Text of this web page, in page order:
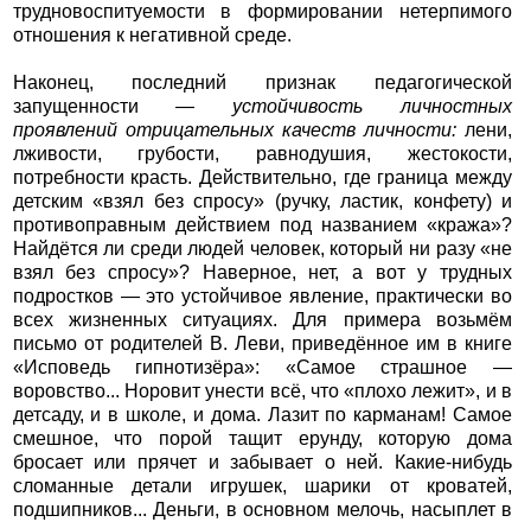
трудновоспитуемости в формировании нетерпимого
отношения к негативной среде.
Наконец, последний признак педагогической
запущенности — устойчивость личностных
проявлений отрицательных качеств личности:лени,
лживости, грубости, равнодушия, жестокости,
потребности красть. Действительно, где граница между
детским «взял без спросу» (ручку, ластик, конфету) и
противоправным действием под названием «кража»?
Найдётся ли среди людей человек, который ни разу «не
взял без спросу»? Наверное, нет, а вот у трудных
подростков — это устойчивое явление, практически во
всех жизненных ситуациях. Для примера возьмём
письмо от родителей В. Леви, приведённое им в книге
«Исповедь гипнотизёра»: «Самое страшное —
воровство... Норовит унести всё, что «плохо лежит», и в
детсаду, и в школе, и дома. Лазит по карманам! Самое
смешное, что порой тащит ерунду, которую дома
бросает или прячет и забывает о ней. Какие-нибудь
сломанные детали игрушек, шарики от кроватей,
подшипников... Деньги, в основном мелочь, насыплет в